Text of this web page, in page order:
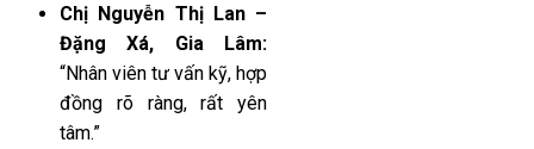
Chị Nguyễn Thị Lan –
Đặng Xá, Gia Lâm:
“Nhân viên tư vấn kỹ, hợp
đồng rõ ràng, rất yên
tâm.”